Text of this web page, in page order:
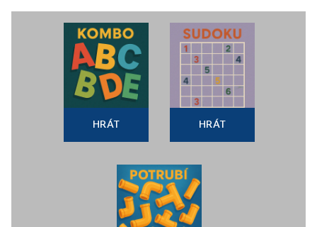
HRÁT HRÁT